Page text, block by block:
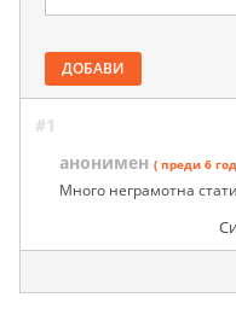
ДОБАВИ
#1
анонимен ( преди 6
Много неграмотна